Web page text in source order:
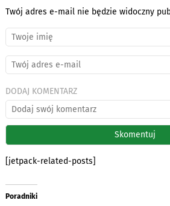
Twój adres e-mail nie będzie widoczny
DODAJ KOMENTARZ
[jetpack-related-posts]
Poradniki